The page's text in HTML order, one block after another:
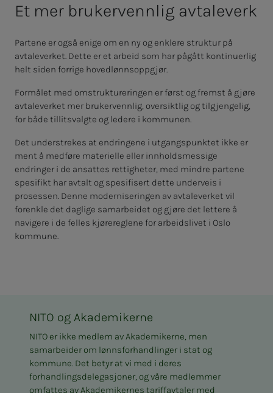
Et mer brukervennlig avtaleverk
Partene er også enige om en ny og enklere struktur på
avtaleverket. Dette er et arbeid som har pågått kontinuerlig
helt siden forrige hovedlønnsoppgjør.
Formålet med omstruktureringen er først og fremst å gjøre
avtaleverket mer brukervennlig, oversiktlig og tilgjengelig,
for både tillitsvalgte og ledere i kommunen.
Det understrekes at endringene i utgangspunktet ikke er
ment å medføre materielle eller innholdsmessige
endringer i de ansattes rettigheter, med mindre partene
spesifikt har avtalt og spesifisert dette underveis i
prosessen. Denne moderniseringen av avtaleverket vil
forenkle det daglige samarbeidet og gjøre det lettere å
navigere i de felles kjørereglene for arbeidslivet i Oslo
kommune.
NITO og Akademikerne
NITO er ikke medlem av Akademikerne, men
samarbeider om lønnsforhandlinger i stat og
kommune. Det betyr at vi med i deres
forhandlingsdelegasjoner, og våre medlemmer
omfattes av Akademikernes tariffavtaler med